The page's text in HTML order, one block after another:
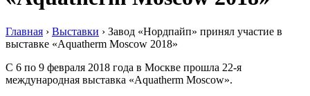
Главная › Выставки › Завод «Нордпайп» принял участие в
выставке «Aquatherm Moscow 2018»
С 6 по 9 февраля 2018 года в Москве прошла 22-я
международная выставка «Aquatherm Moscow».